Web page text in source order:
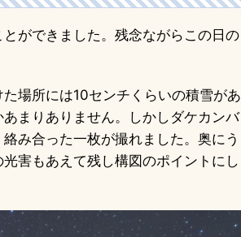
ができました。残念ながらこの日の
場所には10センチくらいの積雪があ
まりありません。しかしダケカンバ
み合った一枚が撮れました。奥にう
害もあえて残し構図のポイントにし